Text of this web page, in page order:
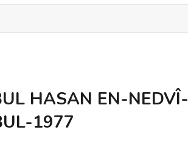
HASAN EN-NEDVÎ-
1977